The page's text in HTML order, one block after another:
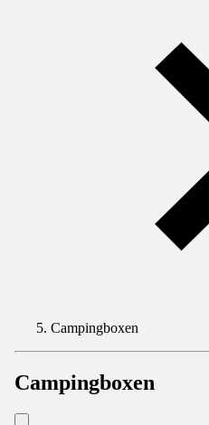
Campingboxen
Campingboxen